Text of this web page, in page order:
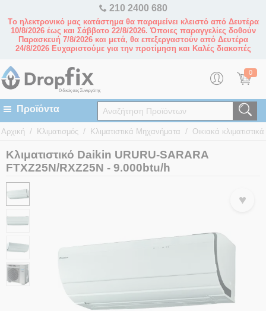
210 2400 680
Tο ηλεκτρονικό μας κατάστημα θα παραμείνει κλειστό από Δευτέρα
10/8/2026 έως και Σάββατο 22/8/2026. Όποιες παραγγελίες δοθούν
Παρασκευή 7/8/2026 και μετά, θα επεξεργαστούν από Δευτέρα
24/8/2026 Ευχαριστούμε για την προτίμηση και Καλές διακοπές
0
Αρχική / Κλιματισμός / Κλιματιστικά Μηχανήματα / Οικιακά
Κλιματιστικό Daikin URURU-SARARA
FTXZ25N/RXZ25N - 9.000btu/h
♥